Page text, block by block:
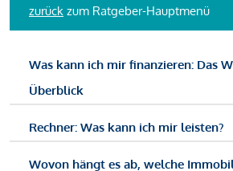
zurück zum Ratgeber-Hauptmenü
Was kann ich mir finanzieren: Das
Überblick
Rechner: Was kann ich mir leisten?
Wovon hängt es ab, welche